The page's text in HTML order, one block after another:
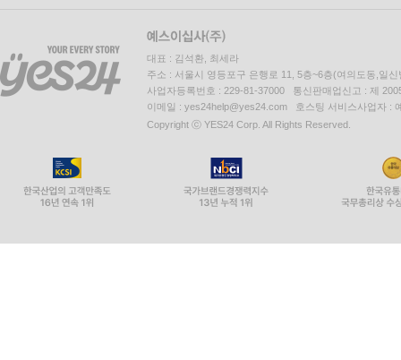
대표 : 김석환, 최세라
주소 : 서울시 영등포구 은행로 11, 5층~6층(여의도동,일신
사업자등록번호 : 229-81-37000 통신판매업신고 : 제
이메일 : yes24help@yes24.com 호스팅 서비스사업자 :
Copyright ⓒ YES24 Corp. All Rights Reserved.